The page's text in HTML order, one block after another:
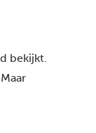
bekijkt.